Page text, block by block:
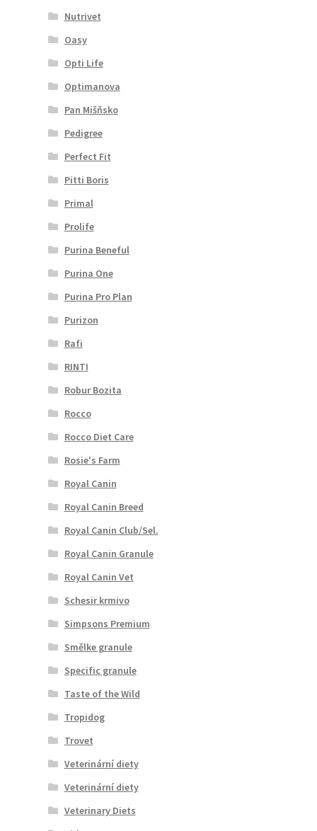
Nutrivet
Oasy
Opti Life
Optimanova
Pan Mišňsko
Pedigree
Perfect Fit
Pitti Boris
Primal
Prolife
Purina Beneful
Purina One
Purina Pro Plan
Purizon
Rafi
RINTI
Robur Bozita
Rocco
Rocco Diet Care
Rosie's Farm
Royal Canin
Royal Canin Breed
Royal Canin Club/Sel.
Royal Canin Granule
Royal Canin Vet
Schesir krmivo
Simpsons Premium
Smělke granule
Specific granule
Taste of the Wild
Tropidog
Trovet
Veterinární diety
Veterinární diety
Veterinary Diets